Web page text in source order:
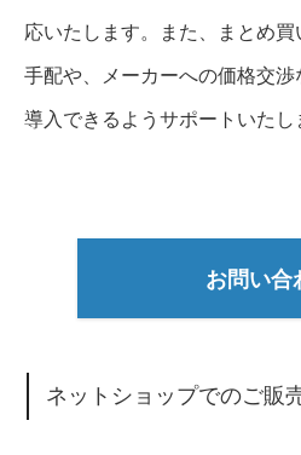
応いたします。また、まとめ
手配や、メーカーへの価格交
導入できるようサポートいたし
お問い合
ネットショップでのご販